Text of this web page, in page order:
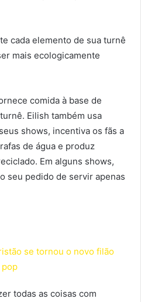
cada elemento de sua turnê
mais ecologicamente
comida à base de
Eilish também usa
shows, incentiva os fãs a
de água e produz
Em alguns shows,
seu pedido de servir apenas
se tornou o novo filão
todas as coisas com